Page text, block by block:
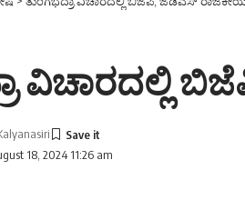
ವಿಚಾರದಲ್ಲಿ
18, 2024 11:26 am